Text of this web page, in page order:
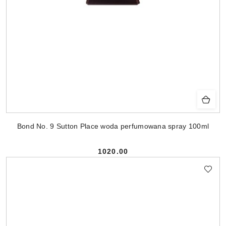
Bond No. 9 Sutton Place woda perfumowana spray 100ml
Cena:
1020.00